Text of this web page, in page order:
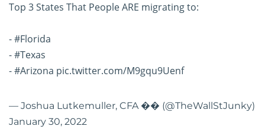
Top 3 States That People ARE migrating to:
-#Florida
-#Texas
-#Arizona pic.twitter.com/M9gqu9Uenf
— Joshua Lutkemuller, CFA �� (@TheWallStJunky)
January 30, 2022